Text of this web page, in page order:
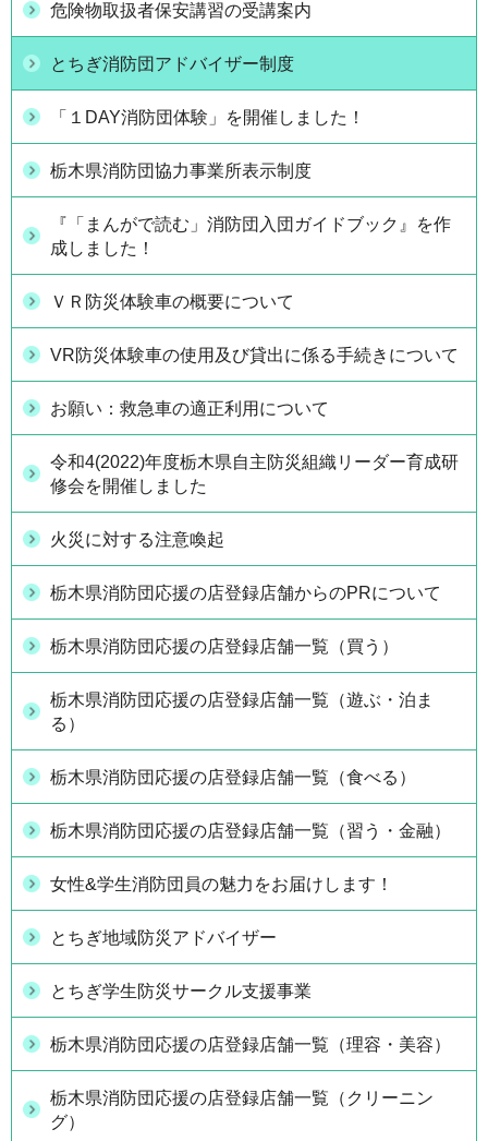
危険物取扱者保安講習の受講案内
とちぎ消防団アドバイザー制度
「１DAY消防団体験」を開催しました！
栃木県消防団協力事業所表示制度
『「まんがで読む」消防団入団ガイドブック』を作
成しました！
ＶＲ防災体験車の概要について
VR防災体験車の使用及び貸出に係る手続きについて
お願い：救急車の適正利用について
令和4(2022)年度栃木県自主防災組織リーダー育成研
修会を開催しました
火災に対する注意喚起
栃木県消防団応援の店登録店舗からのPRについて
栃木県消防団応援の店登録店舗一覧（買う）
栃木県消防団応援の店登録店舗一覧（遊ぶ・泊ま
る）
栃木県消防団応援の店登録店舗一覧（食べる）
栃木県消防団応援の店登録店舗一覧（習う・金融）
女性&学生消防団員の魅力をお届けします！
とちぎ地域防災アドバイザー
とちぎ学生防災サークル支援事業
栃木県消防団応援の店登録店舗一覧（理容・美容）
栃木県消防団応援の店登録店舗一覧（クリーニン
グ）